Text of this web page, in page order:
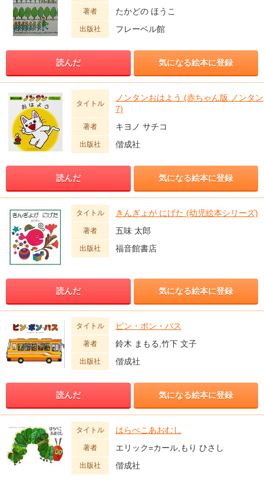
著者 たかどの ほうこ
出版社 フレーベル館
読んだ 気になる絵本に登録
タイトル
ノンタンおはよう (赤ちゃん版 ノンタン
7)
著者 キヨノ サチコ
出版社 偕成社
読んだ 気になる絵本に登録
タイトル きんぎょが にげた (幼児絵本シリーズ)
著者 五味 太郎
出版社 福音館書店
読んだ 気になる絵本に登録
タイトル ピン・ポン・バス
著者 鈴木 まもる,竹下 文子
出版社 偕成社
読んだ 気になる絵本に登録
タイトル はらぺこあおむし
著者 エリック=カール,もり ひさし
出版社 偕成社